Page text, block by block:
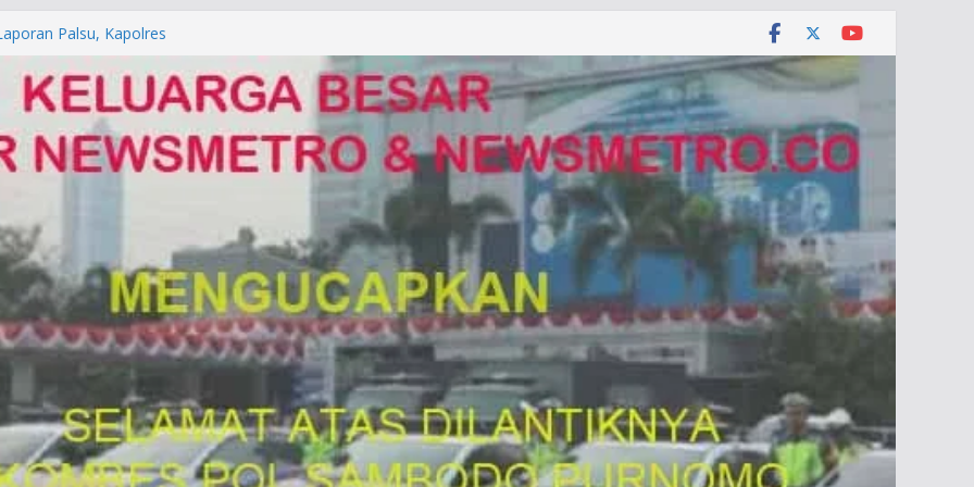
ke Mabes Polri
Palsu, Kapolres
PUNGLI SIM
Alam di Jawa Barat yang
KUHAP Baru 2026, Tegaskan
Dipidana
DENPASAR DAN
POLDA BALI DIDUGA